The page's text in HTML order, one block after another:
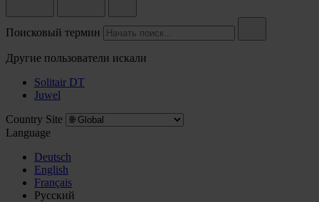
Поисковый термин
Другие пользователи искали
Solitair DT
Juwel
Country Site
Language
Deutsch
English
Français
Pусский